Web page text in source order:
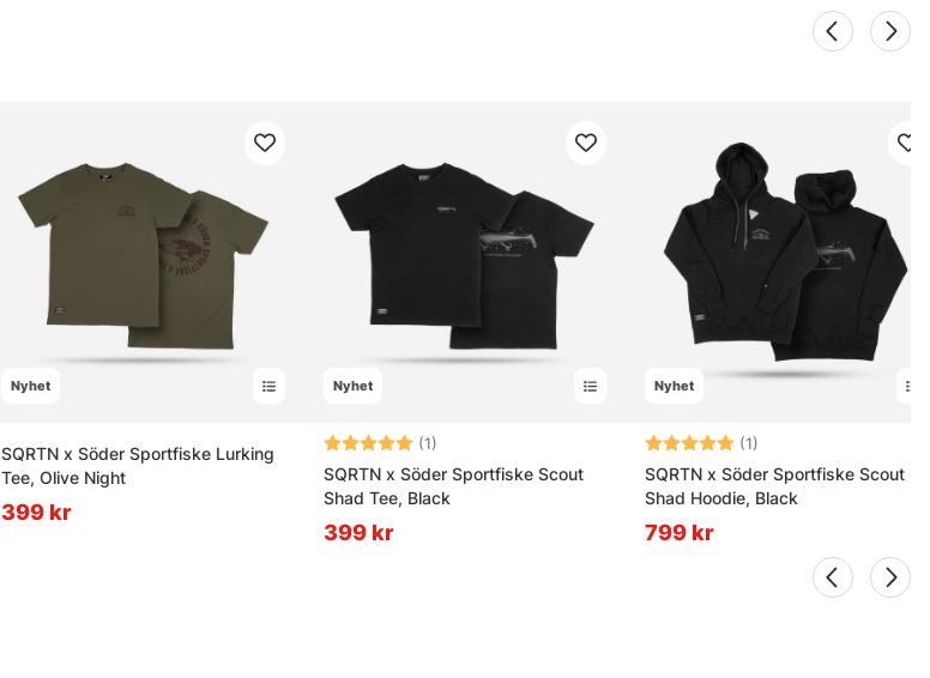
Nyhet
SQRTN x Söder Sportfiske Lurking
Tee, Olive Night
399 kr
Nyhet
Betyg: (1)
SQRTN x Söder Sportfiske Scout
Shad Tee, Black
399 kr
Nyhet
Betyg: (1)
SQRTN x Söder Sportfiske Scout
Shad Hoodie, Black
799 kr